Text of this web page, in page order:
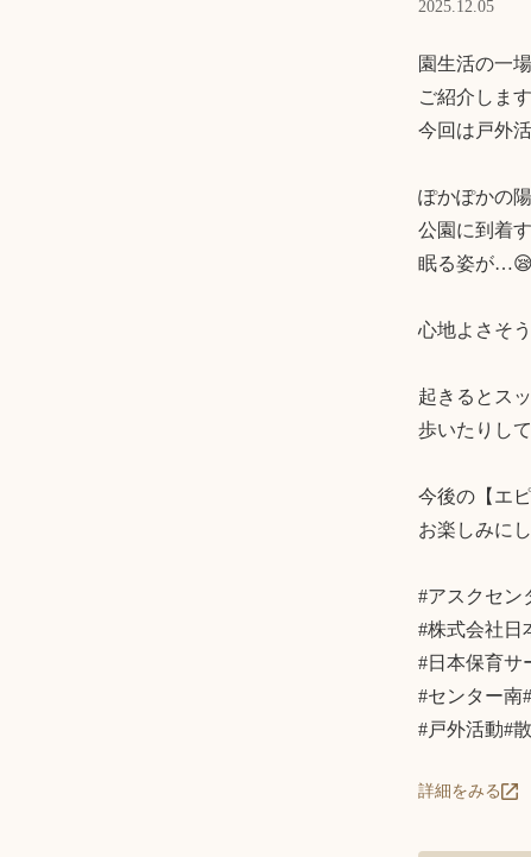
2025.12.05
園生活の一
ご紹介します
今回は戸外
ぽかぽかの
公園に到着
眠る姿が
心地よさそ
起きるとス
歩いたりし
今後の【エ
お楽しみに
#アスクセン
#株式会社日
#日本保育サ
#センター南
#戸外活動#
詳細をみる